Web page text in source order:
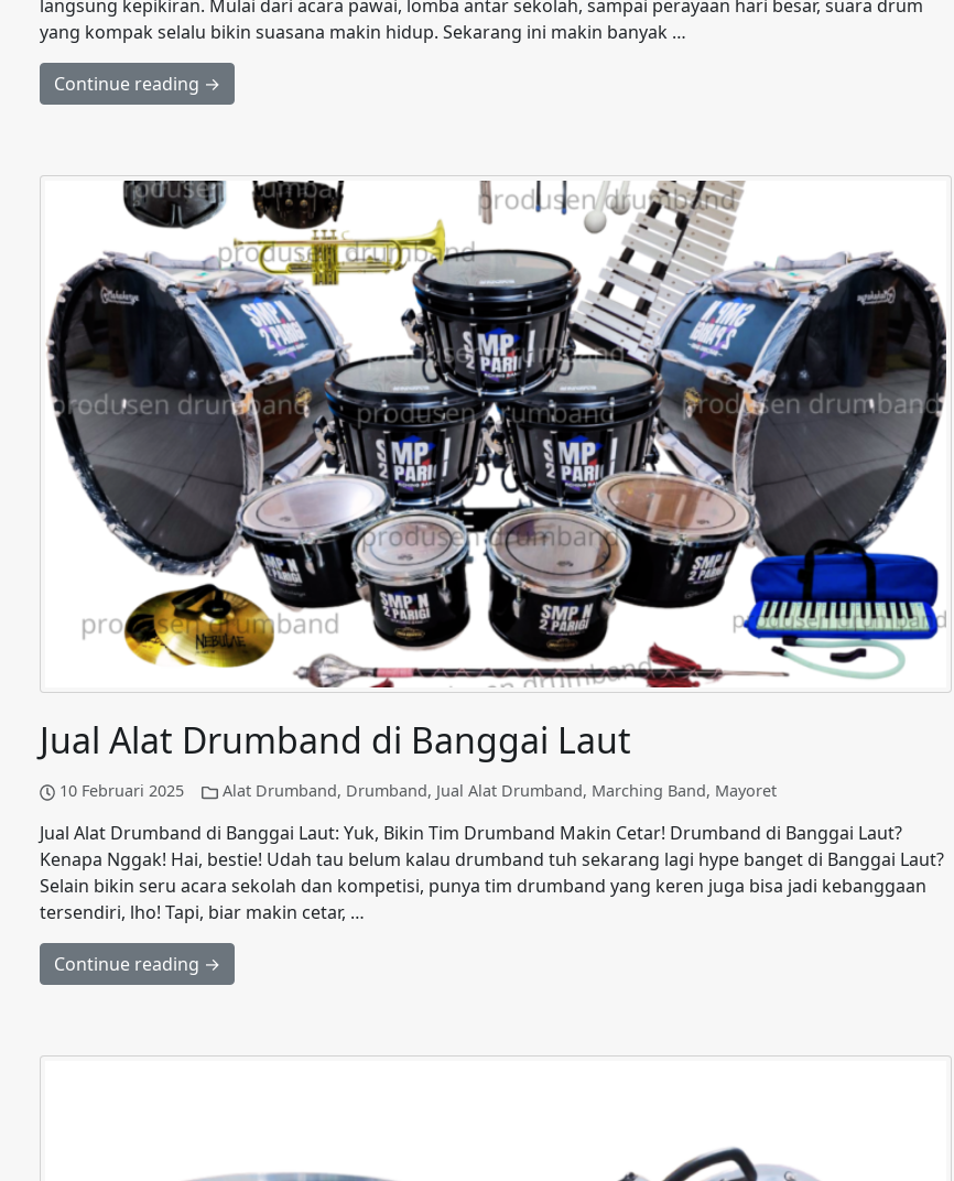
langsung kepikiran. Mulai dari acara pawai, lomba antar sekolah, sampai perayaan hari besar, suara drum
yang kompak selalu bikin suasana makin hidup. Sekarang ini makin banyak …
Continue reading →
Jual Alat Drumband di Banggai Laut
10 Februari 2025 Alat Drumband, Drumband, Jual Alat Drumband, Marching Band, Mayoret
Jual Alat Drumband di Banggai Laut: Yuk, Bikin Tim Drumband Makin Cetar! Drumband di Banggai Laut?
Kenapa Nggak! Hai, bestie! Udah tau belum kalau drumband tuh sekarang lagi hype banget di Banggai Laut?
Selain bikin seru acara sekolah dan kompetisi, punya tim drumband yang keren juga bisa jadi kebanggaan
tersendiri, lho! Tapi, biar makin cetar, …
Continue reading →